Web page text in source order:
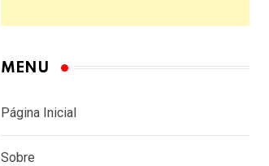
MENU
Página Inicial
Sobre